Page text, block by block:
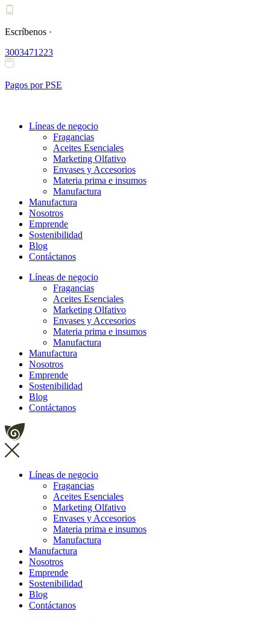
Ir
contenido
Escríbenos ·
3003471223
Pagos por PSE
Líneas de negocio
Fragancias
Aceites Esenciales
Marketing Olfativo
Envases y Accesorios
Materia prima e insumos
Manufactura
Manufactura
Nosotros
Emprende
Sostenibilidad
Blog
Contáctanos
Líneas de negocio
Fragancias
Aceites Esenciales
Marketing Olfativo
Envases y Accesorios
Materia prima e insumos
Manufactura
Manufactura
Nosotros
Emprende
Sostenibilidad
Blog
Contáctanos
Líneas de negocio
Fragancias
Aceites Esenciales
Marketing Olfativo
Envases y Accesorios
Materia prima e insumos
Manufactura
Manufactura
Nosotros
Emprende
Sostenibilidad
Blog
Contáctanos